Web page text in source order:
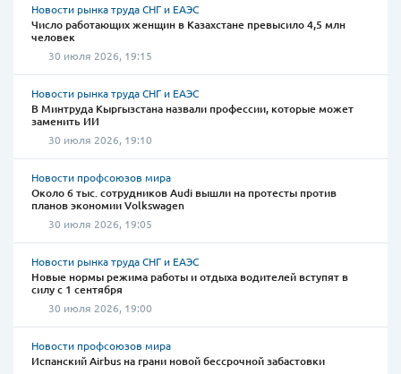
Новости рынка труда СНГ и ЕАЭС
Число работающих женщин в Казахстане превысило 4,5 млн
человек
30 июля 2026, 19:15
Новости рынка труда СНГ и ЕАЭС
В Минтруда Кыргызстана назвали профессии, которые может
заменить ИИ
30 июля 2026, 19:10
Новости профсоюзов мира
Около 6 тыс. сотрудников Audi вышли на протесты против
планов экономии Volkswagen
30 июля 2026, 19:05
Новости рынка труда СНГ и ЕАЭС
Новые нормы режима работы и отдыха водителей вступят в
силу с 1 сентября
30 июля 2026, 19:00
Новости профсоюзов мира
Испанский Airbus на грани новой бессрочной забастовки